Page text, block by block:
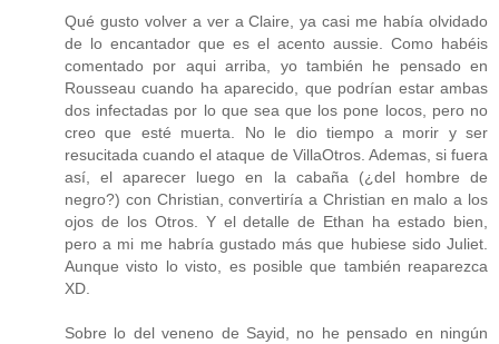
Qué gusto volver a ver a Claire, ya casi me había olvidado
de lo encantador que es el acento aussie. Como habéis
comentado por aqui arriba, yo también he pensado en
Rousseau cuando ha aparecido, que podrían estar ambas
dos infectadas por lo que sea que los pone locos, pero no
creo que esté muerta. No le dio tiempo a morir y ser
resucitada cuando el ataque de VillaOtros. Ademas, si fuera
así, el aparecer luego en la cabaña (¿del hombre de
negro?) con Christian, convertiría a Christian en malo a los
ojos de los Otros. Y el detalle de Ethan ha estado bien,
pero a mi me habría gustado más que hubiese sido Juliet.
Aunque visto lo visto, es posible que también reaparezca
XD.
Sobre lo del veneno de Sayid, no he pensado en ningún